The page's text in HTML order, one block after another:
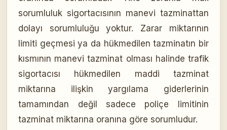
sorumluluk sigortacısının manevi tazminattan
dolayı sorumluluğu yoktur. Zarar miktarının
limiti geçmesi ya da hükmedilen tazminatın bir
kısmının manevi tazminat olması halinde trafik
sigortacısı hükmedilen maddi tazminat
miktarına ilişkin yargılama giderlerinin
tamamından değil sadece poliçe limitinin
tazminat miktarına oranına göre sorumludur.